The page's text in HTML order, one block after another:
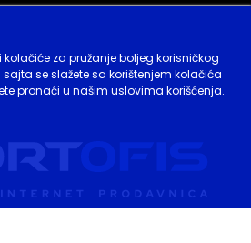
za pružanje boljeg korisničkog
se slažete sa korištenjem kolačića
pronaći u našim uslovima korišćenja.